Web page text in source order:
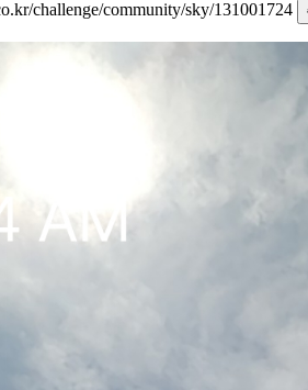
challenge/community/sky/131001724